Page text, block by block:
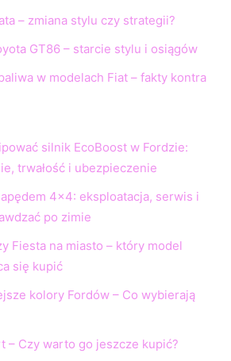
– zmiana stylu czy strategii?
GT86 – starcie stylu i osiągów
w modelach Fiat – fakty kontra
silnik EcoBoost w Fordzie:
trwałość i ubezpieczenie
4×4: eksploatacja, serwis i
po zimie
Fiesta na miasto – który model
się kupić
kolory Fordów – Co wybierają
– Czy warto go jeszcze kupić?